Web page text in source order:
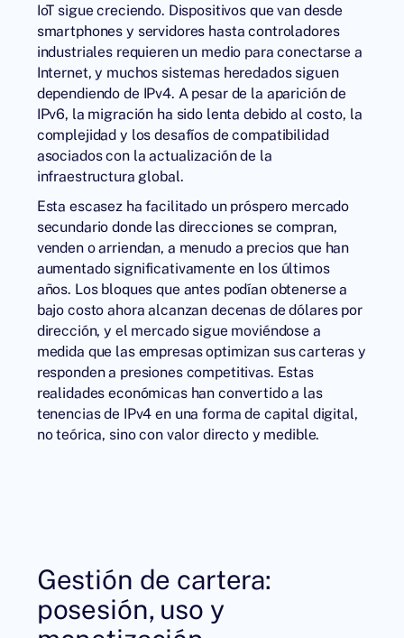
IoT sigue creciendo. Dispositivos que van desde
smartphones y servidores hasta controladores
industriales requieren un medio para conectarse a
Internet, y muchos sistemas heredados siguen
dependiendo de IPv4. A pesar de la aparición de
IPv6, la migración ha sido lenta debido al costo, la
complejidad y los desafíos de compatibilidad
asociados con la actualización de la
infraestructura global.
Esta escasez ha facilitado un próspero mercado
secundario donde las direcciones se compran,
venden o arriendan, a menudo a precios que han
aumentado significativamente en los últimos
años. Los bloques que antes podían obtenerse a
bajo costo ahora alcanzan decenas de dólares por
dirección, y el mercado sigue moviéndose a
medida que las empresas optimizan sus carteras y
responden a presiones competitivas. Estas
realidades económicas han convertido a las
tenencias de IPv4 en una forma de capital digital,
no teórica, sino con valor directo y medible.
Gestión de cartera:
posesión, uso y